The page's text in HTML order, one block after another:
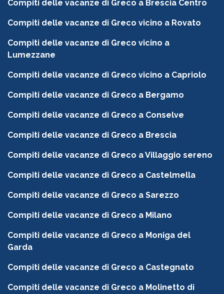
Compiti delle vacanze di Greco a Brescia Centro
Compiti delle vacanze di Greco vicino a Rovato
Compiti delle vacanze di Greco vicino a
Lumezzane
Compiti delle vacanze di Greco vicino a Capriolo
Compiti delle vacanze di Greco a Bergamo
Compiti delle vacanze di Greco a Conselve
Compiti delle vacanze di Greco a Brescia
Compiti delle vacanze di Greco a Villaggio sereno
Compiti delle vacanze di Greco a Castelmella
Compiti delle vacanze di Greco a Sarezzo
Compiti delle vacanze di Greco a Milano
Compiti delle vacanze di Greco a Moniga del
Garda
Compiti delle vacanze di Greco a Castegnato
Compiti delle vacanze di Greco a Molinetto di